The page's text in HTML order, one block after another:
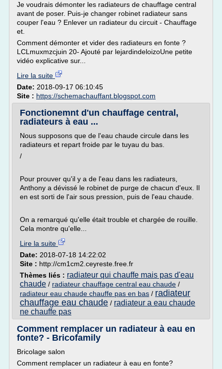
Je voudrais démonter les radiateurs de chauffage central
avant de poser. Puis-je changer robinet radiateur sans
couper l'eau ? Enlever un radiateur du circuit - Chauffage
et.
Comment démonter et vider des radiateurs en fonte ?
LCLmuxmzcjuin 20- Ajouté par lejardindeloizoUne petite
vidéo explicative sur...
Lire la suite
Date: 2018-09-17 06:10:45
Site : https://schemachauffant.blogspot.com
Fonctionemnt d'un chauffage central,
radiateurs à eau ...
Nous supposons que de l'eau chaude circule dans les
radiateurs et repart froide par le tuyau du bas.
/
Pour prouver qu'il y a de l'eau dans les radiateurs,
Anthony a dévissé le robinet de purge de chacun d'eux. Il
en est sorti de l'air sous pression, puis de l'eau chaude.
On a remarqué qu'elle était trouble et chargée de rouille.
Cela montre qu'elle...
Lire la suite
Date: 2018-07-18 14:22:02
Site : http://cm1cm2.ceyreste.free.fr
Thèmes liés : radiateur qui chauffe mais pas d'eau
chaude / radiateur chauffage central eau chaude /
radiateur eau chaude chauffe pas en bas / radiateur
chauffage eau chaude / radiateur a eau chaude
ne chauffe pas
Comment remplacer un radiateur à eau en
fonte? - Bricofamily
Bricolage salon
Comment remplacer un radiateur à eau en fonte?